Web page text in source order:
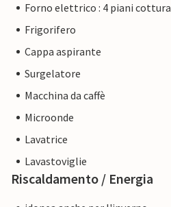
Forno elettrico : 4 piani cottura
Frigorifero
Cappa aspirante
Surgelatore
Macchina da caffè
Microonde
Lavatrice
Lavastoviglie
Riscaldamento / Energia